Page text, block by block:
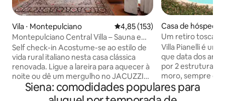
Vila ⋅ Montepulciano 4,85 de uma avaliação média de
4,85 (153)
Montepulciano Central Villa – Sauna e
Jacuzzi
Self check-in Acostume-se ao estilo de
vida rural italiano nesta casa clássica
renovada. Ligue a lareira para aquecer à
noite ou dê um mergulho no JACUZZI
após uma excursão. Talvez até convidar
amigos para um bom jantar e depois
Casa de
Um retiro
Villa Pianelli é
que data dos
por 2 estruturas.
moro, sempre
que sua estadia
problemas e o
Siena: comodidades populares para